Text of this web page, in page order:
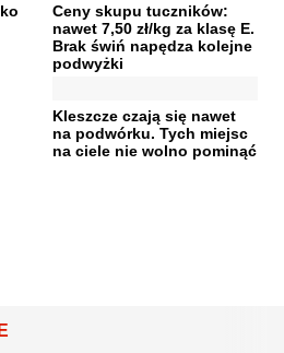
Ceny skupu tuczników:
nawet 7,50 zł/kg za klasę E.
Brak świń napędza kolejne
podwyżki
Kleszcze czają się nawet
na podwórku. Tych miejsc
na ciele nie wolno pominąć